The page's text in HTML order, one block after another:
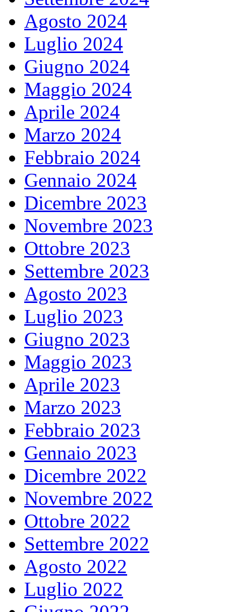
Agosto 2024
Luglio 2024
Giugno 2024
Maggio 2024
Aprile 2024
Marzo 2024
Febbraio 2024
Gennaio 2024
Dicembre 2023
Novembre 2023
Ottobre 2023
Settembre 2023
Agosto 2023
Luglio 2023
Giugno 2023
Maggio 2023
Aprile 2023
Marzo 2023
Febbraio 2023
Gennaio 2023
Dicembre 2022
Novembre 2022
Ottobre 2022
Settembre 2022
Agosto 2022
Luglio 2022